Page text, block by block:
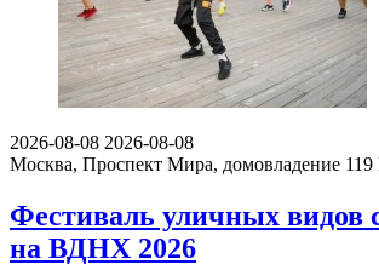
2026-08-08 2026-08-08
Москва, Проспект Мира, домовладение 119
Фестиваль уличных видов
на ВДНХ 2026